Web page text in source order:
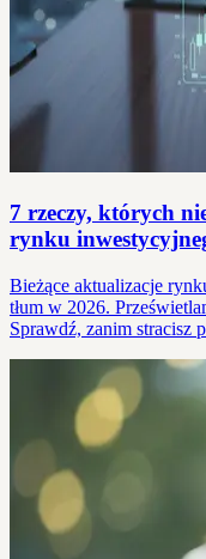
7 rzeczy, których
rynku
Bieżące aktualizacje
tłum w 2026.
Sprawdź, zanim stracisz